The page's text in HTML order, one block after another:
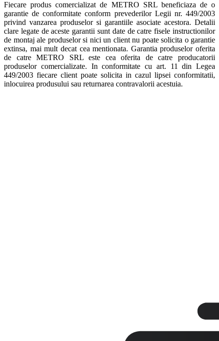
Fiecare produs comercializat de METRO SRL beneficiaza de o
garantie de conformitate conform prevederilor Legii nr. 449/2003
privind vanzarea produselor si garantiile asociate acestora. Detalii
clare legate de aceste garantii sunt date de catre fisele instructionilor
de montaj ale produselor si nici un client nu poate solicita o garantie
extinsa, mai mult decat cea mentionata. Garantia produselor oferita
de catre METRO SRL este cea oferita de catre producatorii
produselor comercializate. In conformitate cu art. 11 din Legea
449/2003 fiecare client poate solicita in cazul lipsei conformitatii,
inlocuirea produsului sau returnarea contravalorii acestuia.